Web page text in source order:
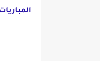
المباريات